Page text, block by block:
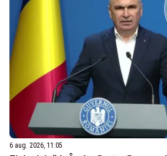
6 aug. 2026, 11:05